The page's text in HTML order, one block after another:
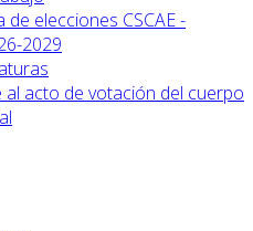
elecciones CSCAE -
2029
al acto de votación del cuerpo